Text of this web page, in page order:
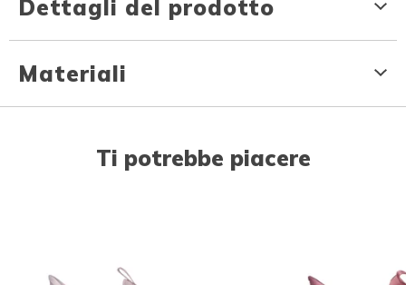
Dettagli del prodotto
Materiali
Ti potrebbe piacere